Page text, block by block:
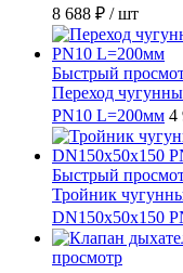
8 688 ₽ / шт
Быстрый
Переход
PN10 L=200мм 4
Быстрый
Тройник
DN150х50х150
просмотр